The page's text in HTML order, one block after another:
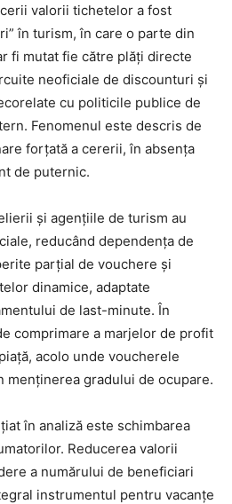
valorii tichetelor a fost
în turism, în care o parte din
fi mutat fie către plăți directe
neoficiale de discounturi și
cu politicile publice de
Fenomenul este descris de
forțată a cererii, în absența
de puternic.
și agențiile de turism au
reducând dependența de
parțial de vouchere și
dinamice, adaptate
de last-minute. În
comprimare a marjelor de profit
acolo unde voucherele
menținerea gradului de ocupare.
în analiză este schimbarea
Reducerea valorii
a numărului de beneficiari
instrumentul pentru vacanțe